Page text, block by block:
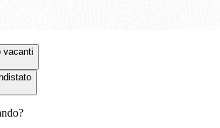
vacanti